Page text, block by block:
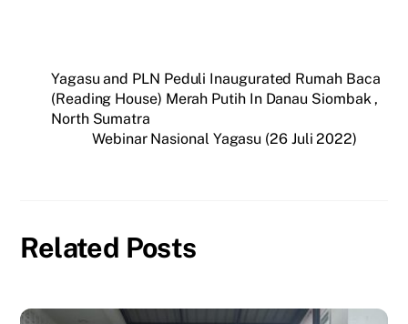
Yagasu and PLN Peduli Inaugurated Rumah Baca
(Reading House) Merah Putih In Danau Siombak ,
North Sumatra
Webinar Nasional Yagasu (26 Juli 2022)
Related Posts